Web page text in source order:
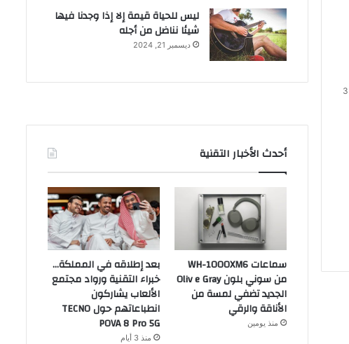
3
ليس للحياة قيمة إلا إذا وجدنا فيها
شيئا نناضل من أجله
ديسمبر 21, 2024
أحدث الأخبار التقنية
سماعات WH-1000XM6
من سوني بلون Oliv e Gray
الجديد تضفي لمسة من
الأناقة والرقي
منذ يومين
بعد إطلاقه في المملكة…
خبراء التقنية ورواد مجتمع
الألعاب يشاركون
انطباعاتهم حول TECNO
POVA 8 Pro 5G
منذ 3 أيام